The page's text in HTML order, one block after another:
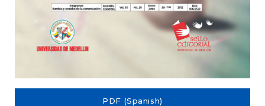
PDF (Spanish)